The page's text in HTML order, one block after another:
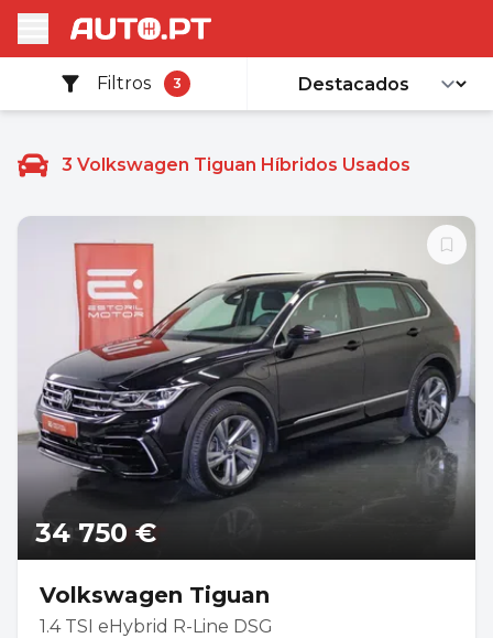
Filtros 3
3 Volkswagen Tiguan Híbridos Usados
34 750 €
Volkswagen Tiguan
1.4 TSI eHybrid R-Line DSG